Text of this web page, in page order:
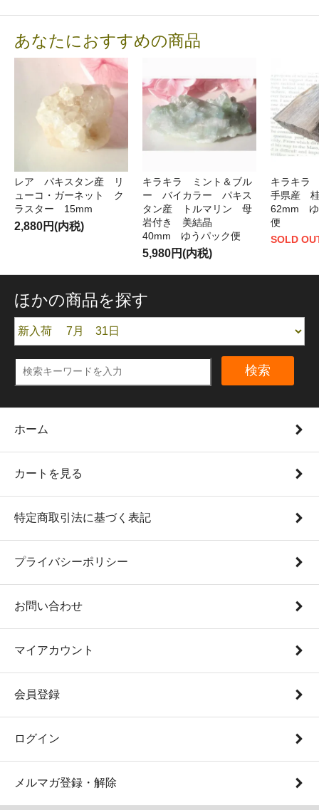
あなたにおすすめの商品
レア パキスタン産 リ
ューコ・ガーネット ク
ラスター 15mm
2,880円(内税)
キラキラ ミント＆ブル
ー バイカラー パキス
タン産 トルマリン 母
岩付き 美結晶
40mm ゆうパック便
5,980円(内税)
キラキ
手県産
62mm ゆ
便
SOLD
ほかの商品を探す
検索
ホーム
カートを見る
特定商取引法に基づく表記
プライバシーポリシー
お問い合わせ
マイアカウント
会員登録
ログイン
メルマガ登録・解除